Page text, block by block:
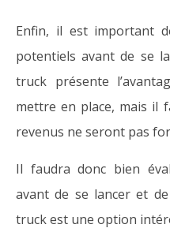
Enfin, il est important
potentiels avant de se
truck présente
mettre en place, mais il
revenus ne seront pas
Il faudra donc bien
avant de se lancer et
truck est une option